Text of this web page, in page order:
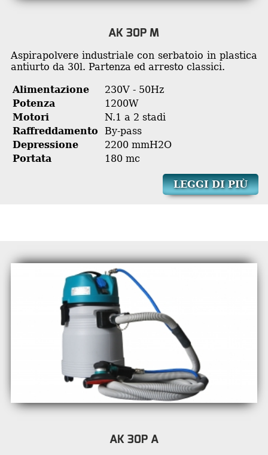
AK 30P M
Aspirapolvere industriale con serbatoio in plastica
antiurto da 30l. Partenza ed arresto classici.
Alimentazione
230V - 50Hz
Potenza
1200W
Motori
N.1 a 2 stadi
Raffreddamento
By-pass
Depressione
2200 mmH2O
Portata
180 mc
LEGGI DI PIÙ
AK 30P A